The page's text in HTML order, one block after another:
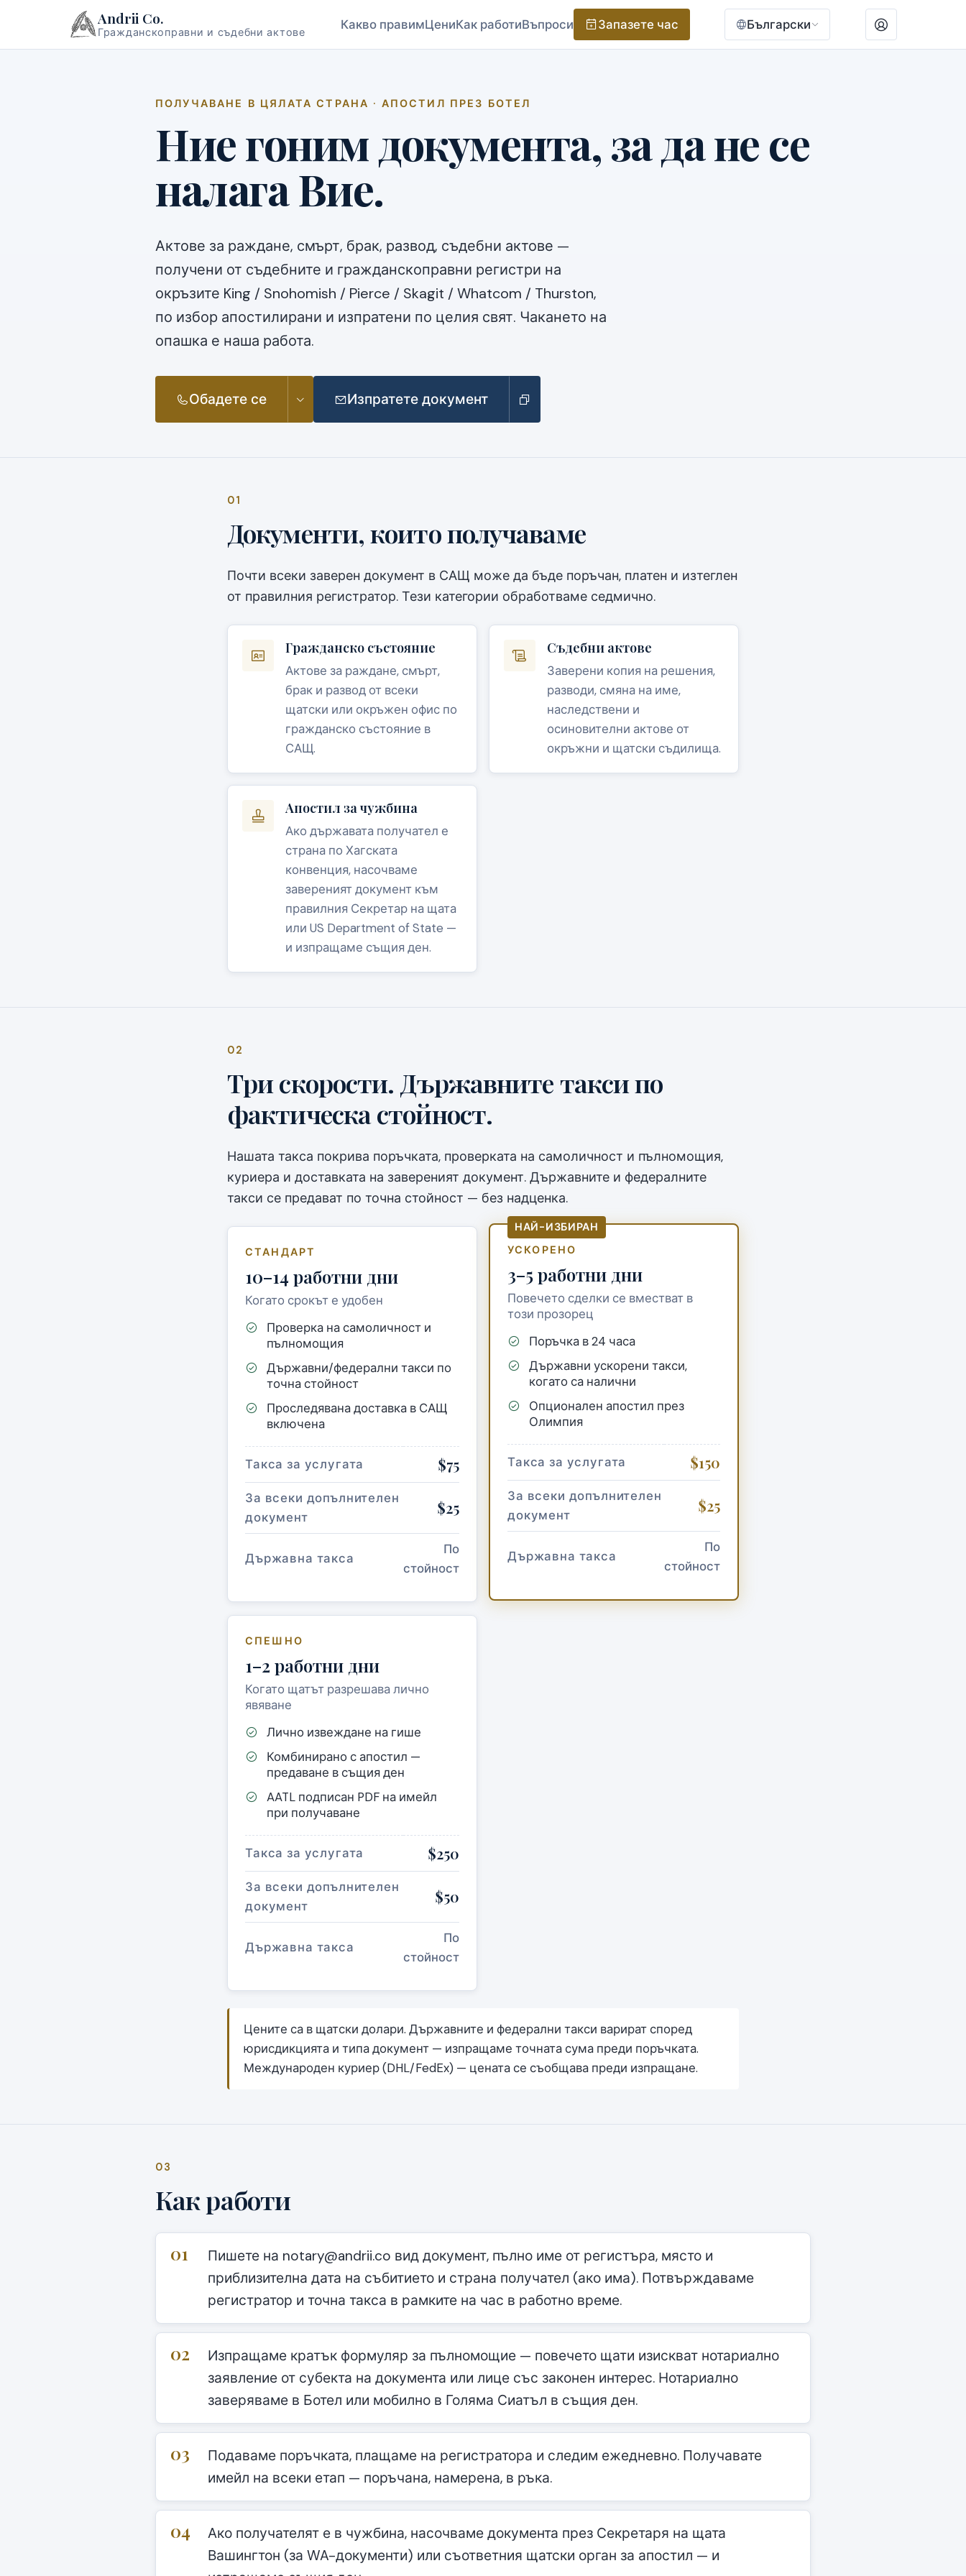
Andrii Co.
Гражданскоправни и съдебни актове
Какво правимЦениКак работиВъпроси Запазете час Български
ПОЛУЧАВАНЕ В ЦЯЛАТА СТРАНА · АПОСТИЛ ПРЕЗ БОТЕЛ
Ние гоним документа, за да не се
налага Вие.
Актове за раждане, смърт, брак, развод, съдебни актове —
получени от съдебните и гражданскоправни регистри на
окръзите King / Snohomish / Pierce / Skagit / Whatcom / Thurston,
по избор апостилирани и изпратени по целия свят. Чакането на
опашка е наша работа.
Обадете се Изпратете документ
01
Документи, които получаваме
Почти всеки заверен документ в САЩ може да бъде поръчан, платен и изтеглен
от правилния регистратор. Тези категории обработваме седмично.
Гражданско състояние
Актове за раждане, смърт,
брак и развод от всеки
щатски или окръжен офис по
гражданско състояние в
САЩ.
Съдебни актове
Заверени копия на решения,
разводи, смяна на име,
наследствени и
осиновителни актове от
окръжни и щатски съдилища.
Апостил за чужбина
Ако държавата получател е
страна по Хагската
конвенция, насочваме
завереният документ към
правилния Секретар на щата
или US Department of State —
и изпращаме същия ден.
02
Три скорости. Държавните такси по
фактическа стойност.
Нашата такса покрива поръчката, проверката на самоличност и пълномощия,
куриера и доставката на завереният документ. Държавните и федералните
такси се предават по точна стойност — без надценка.
СТАНДАРТ
10–14 работни дни
Когато срокът е удобен
Проверка на самоличност и
пълномощия
Държавни/федерални такси по
точна стойност
Проследявана доставка в САЩ
включена
Такса за услугата $75
За всеки допълнителен
документ
$25
Държавна такса
По
стойност
НАЙ-ИЗБИРАН
УСКОРЕНО
3–5 работни дни
Повечето сделки се вместват в
този прозорец
Поръчка в 24 часа
Държавни ускорени такси,
когато са налични
Опционален апостил през
Олимпия
Такса за услугата $150
За всеки допълнителен
документ
$25
Държавна такса
По
стойност
СПЕШНО
1–2 работни дни
Когато щатът разрешава лично
явяване
Лично извеждане на гише
Комбинирано с апостил —
предаване в същия ден
AATL подписан PDF на имейл
при получаване
Такса за услугата $250
За всеки допълнителен
документ
$50
Държавна такса
По
стойност
Цените са в щатски долари. Държавните и федерални такси варират според
юрисдикцията и типа документ — изпращаме точната сума преди поръчката.
Международен куриер (DHL/FedEx) — цената се съобщава преди изпращане.
03
Как работи
01
Пишете на notary@andrii.co вид документ, пълно име от регистъра, място и
приблизителна дата на събитието и страна получател (ако има). Потвърждаваме
регистратор и точна такса в рамките на час в работно време.
02
Изпращаме кратък формуляр за пълномощие — повечето щати изискват нотариално
заявление от субекта на документа или лице със законен интерес. Нотариално
заверяваме в Ботел или мобилно в Голяма Сиатъл в същия ден.
03
Подаваме поръчката, плащаме на регистратора и следим ежедневно. Получавате
имейл на всеки етап — поръчана, намерена, в ръка.
04
Ако получателят е в чужбина, насочваме документа през Секретаря на щата
Вашингтон (за WA-документи) или съответния щатски орган за апостил — и